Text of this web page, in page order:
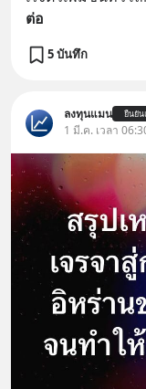
ต่อ
5 บันทึก
ลงทุนแมน ยืนยั
1 มี.ค. เวลา